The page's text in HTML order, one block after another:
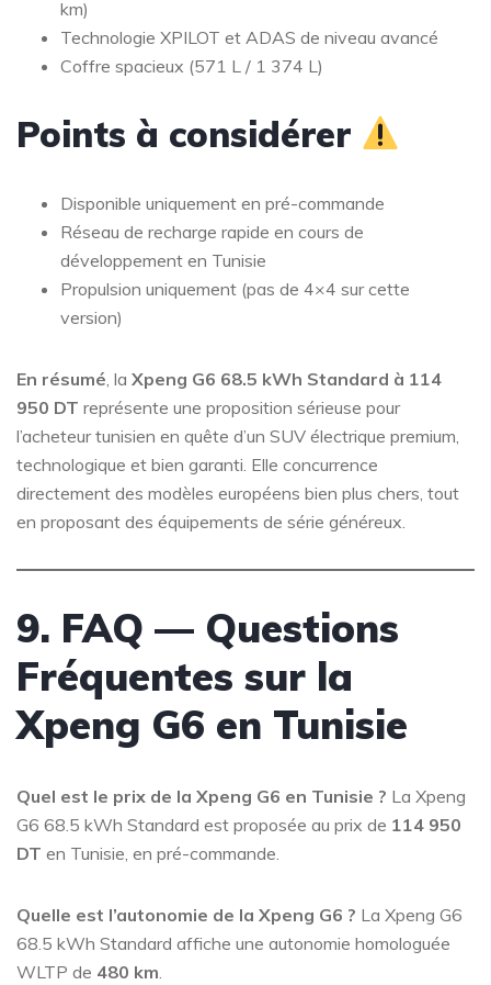
km)
Technologie XPILOT et ADAS de niveau avancé
Coffre spacieux (571 L / 1 374 L)
Points à considérer
Disponible uniquement en pré-commande
Réseau de recharge rapide en cours de
développement en Tunisie
Propulsion uniquement (pas de 4×4 sur cette
version)
En résumé , la Xpeng G6 68.5 kWh Standard à 114
950 DT représente une proposition sérieuse pour
l’acheteur tunisien en quête d’un SUV électrique premium,
technologique et bien garanti. Elle concurrence
directement des modèles européens bien plus chers, tout
en proposant des équipements de série généreux.
9. FAQ — Questions
Fréquentes sur la
Xpeng G6 en Tunisie
Quel est le prix de la Xpeng G6 en Tunisie ? La Xpeng
G6 68.5 kWh Standard est proposée au prix de 114 950
DT en Tunisie, en pré-commande.
Quelle est l’autonomie de la Xpeng G6 ? La Xpeng G6
68.5 kWh Standard affiche une autonomie homologuée
WLTP de 480 km